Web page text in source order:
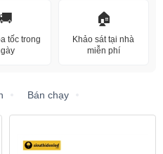
🚚
tốc trong
🏠
Khảo sát tại nhà
miễn phí
Bán chạy